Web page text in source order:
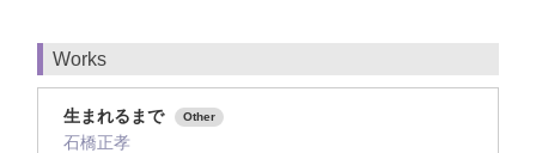
Works
生まれるまで Other
石橋正孝